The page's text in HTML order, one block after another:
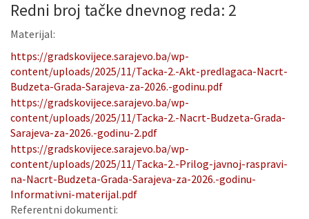
Redni broj tačke dnevnog reda: 2
Materijal:
https://gradskovijece.sarajevo.ba/wp-
content/uploads/2025/11/Tacka-2.-Akt-predlagaca-Nacrt-
Budzeta-Grada-Sarajeva-za-2026.-godinu.pdf
https://gradskovijece.sarajevo.ba/wp-
content/uploads/2025/11/Tacka-2.-Nacrt-Budzeta-Grada-
Sarajeva-za-2026.-godinu-2.pdf
https://gradskovijece.sarajevo.ba/wp-
content/uploads/2025/11/Tacka-2.-Prilog-javnoj-raspravi-
na-Nacrt-Budzeta-Grada-Sarajeva-za-2026.-godinu-
Informativni-materijal.pdf
Referentni dokumenti: